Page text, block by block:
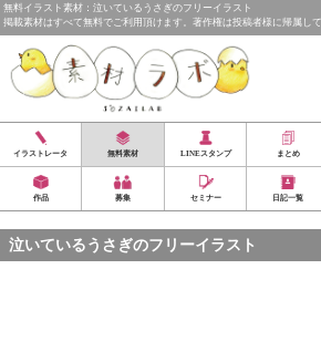
無料イラスト素材：泣いているうさぎのフリーイラスト
掲載素材はすべて無料でご利用頂けます。著作権は投稿者様に帰属して
イラストレータ 無料素材 LINEスタンプ まとめ
作品 募集 セミナー 日記一覧
泣いているうさぎのフリーイラスト